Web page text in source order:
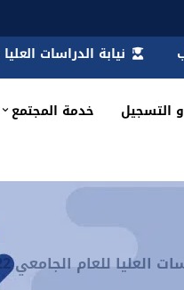
نيابة الدراسات
التسجيل خدمة المجتمع
للعام الجامعي 2022 – 2023م